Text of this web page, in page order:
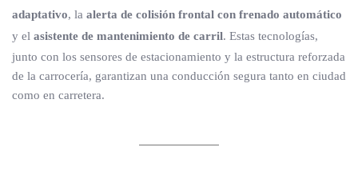
adaptativo, la alerta de colisión frontal con frenado automático
y el asistente de mantenimiento de carril. Estas tecnologías,
junto con los sensores de estacionamiento y la estructura reforzada
de la carrocería, garantizan una conducción segura tanto en ciudad
como en carretera.